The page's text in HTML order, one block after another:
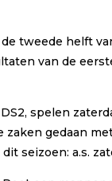
de tweede helft
van de
spelen
gedaan
seizoen: a.s.